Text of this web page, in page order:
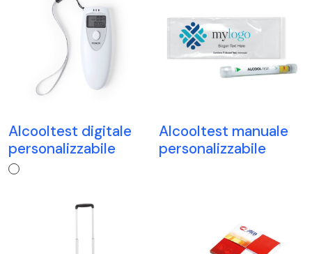
Alcooltest digitale
personalizzabile
Alcooltest manuale
personalizzabile